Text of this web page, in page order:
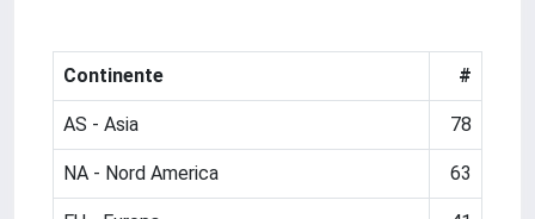
Continente #
AS - Asia 78
NA - Nord America 63